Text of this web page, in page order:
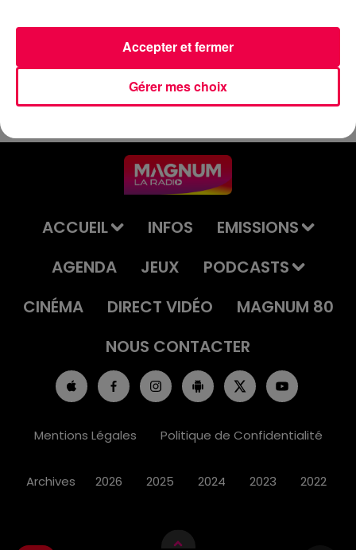
ACCUEIL INFOS
EMISSIONS
AGENDA
JEUX
PODCASTS
CINÉMA
DIRECT VIDÉO
MAGNUM 80
NOUS CONTACTER
Mentions Légales Politique de Confidentialité
Archives 2026 2025 2024 2023 2022
Gérer mes choix
Accepter et fermer